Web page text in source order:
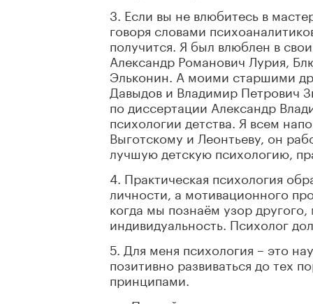
3. Если вы не влюбитесь в
говоря словами
получится. Я был влюблен в
Александр Романович Лурия,
Эльконин. А моими старшими
Давыдов и Владимир Петрович
по диссертации Александр
психологии детства. Я всем
Выготскому и Леонтьеву, он
лучшую детскую психологию,
4. Практическая психология
личности, а мотивационного
когда мы познаём узор
индивидуальность. Психолог
5. Для меня психология – это
позитивно развиваться до тех
принципами.